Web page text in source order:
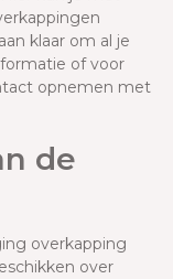
klaar om al je
of voor
opnemen met
de
overkapping
over